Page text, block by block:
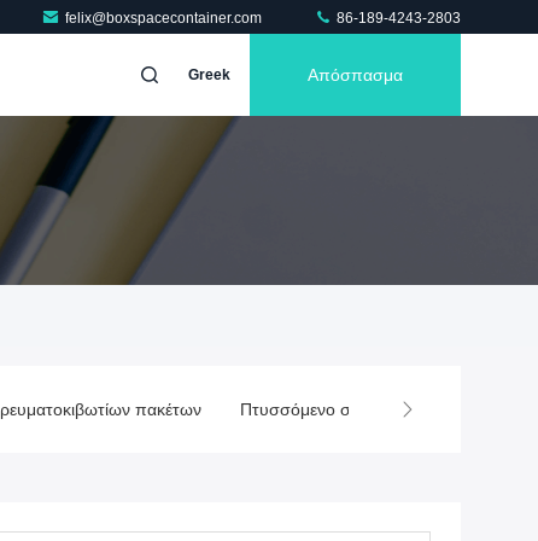
felix@boxspacecontainer.com 86-189-4243-2803
Greek Απόσπασμα
Πτυσσόμενο σπίτι εμπορευματοκιβωτίων Επεκτάσιμο σπίτι